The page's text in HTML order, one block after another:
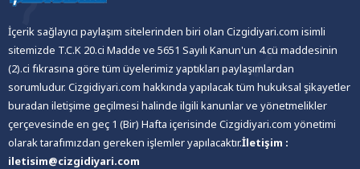
İçerik sağlayıcı paylaşım sitelerinden biri olan Cizgidiyari.com isimli
sitemizde T.C.K 20.ci Madde ve 5651 Sayılı Kanun'un 4.cü maddesinin
(2).ci fıkrasına göre tüm üyelerimiz yaptıkları paylaşımlardan
sorumludur. Cizgidiyari.com hakkında yapılacak tüm hukuksal şikayetler
buradan iletişime geçilmesi halinde ilgili kanunlar ve yönetmelikler
çerçevesinde en geç 1 (Bir) Hafta içerisinde Cizgidiyari.com yönetimi
olarak tarafımızdan gereken işlemler yapılacaktır.İletişim :
iletisim@cizgidiyari.com